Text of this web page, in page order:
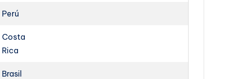
Perú
Costa
Rica
Brasil